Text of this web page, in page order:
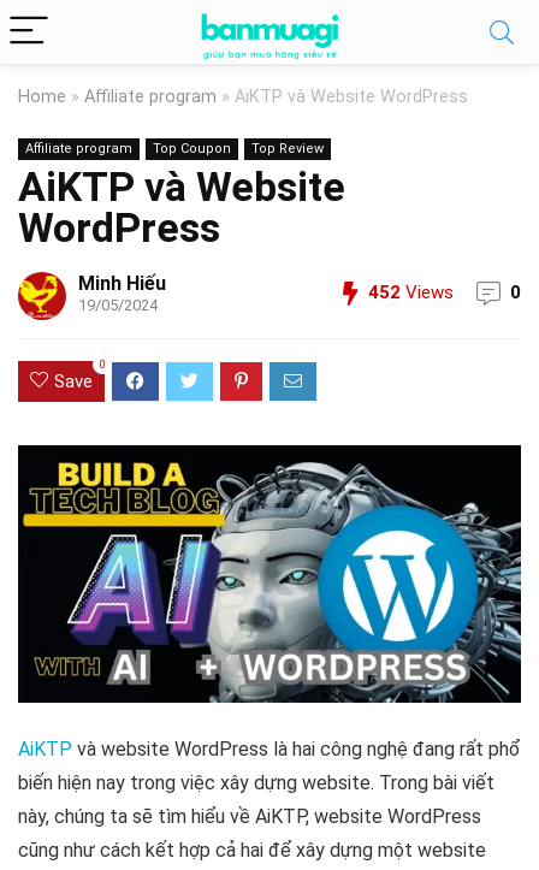
Home » Affiliate program » AiKTP và Website WordPress
Affiliate program Top Coupon Top Review
AiKTP và Website
WordPress
Minh Hiếu
19/05/2024
452 Views 0
Save
0
AiKTP và website WordPress là hai công nghệ đang rất phổ
biến hiện nay trong việc xây dựng website. Trong bài viết
này, chúng ta sẽ tìm hiểu về AiKTP, website WordPress
cũng như cách kết hợp cả hai để xây dựng một website